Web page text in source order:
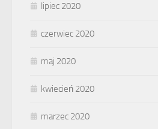
lipiec 2020
czerwiec 2020
maj 2020
kwiecień 2020
marzec 2020